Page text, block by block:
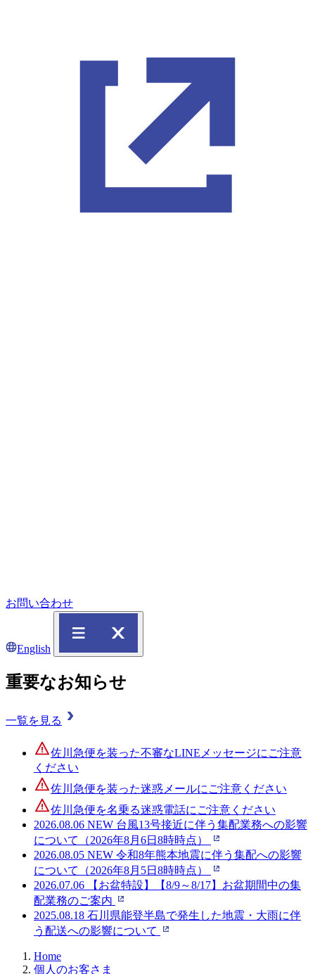
お問い合わせ
English
重要なお知らせ
一覧を見る
佐川急便を装った不審なLINEメッセージにご注意
ください
佐川急便を装った迷惑メールにご注意ください
佐川急便を名乗る迷惑電話にご注意ください
2026.08.06 NEW 台風13号接近に伴う集配業務への影響
について（2026年8月6日8時時点）
2026.08.05 NEW 令和8年熊本地震に伴う集配への影響
について（2026年8月5日8時時点）
2026.07.06
【お盆特設】【8/9～8/17】お盆期間中の集
配業務のご案内
2025.08.18 石川県能登半島で発生した地震・大雨に伴
う配送への影響について
Home
個人のお客さま